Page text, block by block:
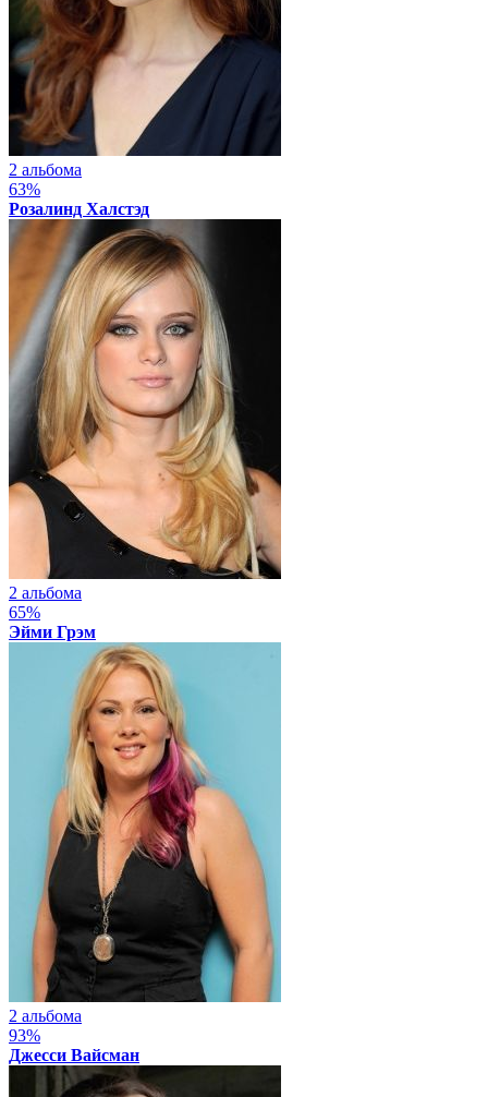
2 альбома
63%
Розалинд Халстэд
2 альбома
65%
Эйми Грэм
2 альбома
93%
Джесси Вайсман